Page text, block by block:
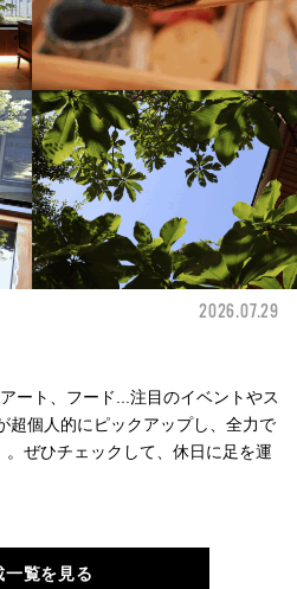
2026.07.29
ート、フード...注目のイベントやス
超個人的にピックアップし、全力で
ぜひチェックして、休日に足を運
一覧を見る